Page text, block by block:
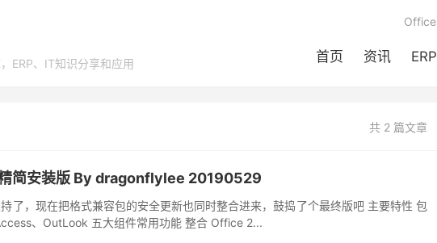
ERP、IT知识分享和应用
首页 资讯 ERP
Office
共 2 篇文章
简安装版 By dragonflylee 20190529
了，现在把格式兼容包的安全更新也同时整合进来，鼓捣了个最终版吧 主要特性 包
、OutLook 五大组件常用功能 整合 Office 2...